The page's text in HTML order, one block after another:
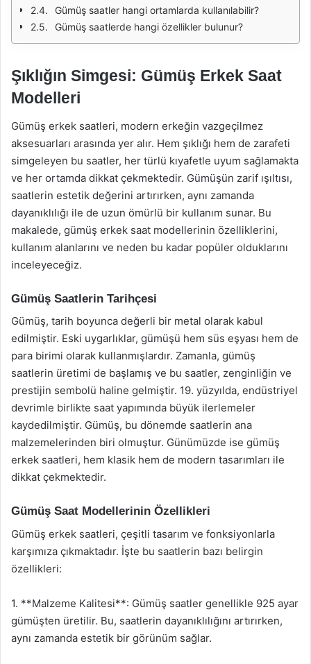
Gümüş saatler hangi ortamlarda kullanılabilir?
Gümüş saatlerde hangi özellikler bulunur?
Şıklığın Simgesi: Gümüş Erkek Saat
Modelleri
Gümüş erkek saatleri, modern erkeğin vazgeçilmez
aksesuarları arasında yer alır. Hem şıklığı hem de zarafeti
simgeleyen bu saatler, her türlü kıyafetle uyum sağlamakta
ve her ortamda dikkat çekmektedir. Gümüşün zarif ışıltısı,
saatlerin estetik değerini artırırken, aynı zamanda
dayanıklılığı ile de uzun ömürlü bir kullanım sunar. Bu
makalede, gümüş erkek saat modellerinin özelliklerini,
kullanım alanlarını ve neden bu kadar popüler olduklarını
inceleyeceğiz.
Gümüş Saatlerin Tarihçesi
Gümüş, tarih boyunca değerli bir metal olarak kabul
edilmiştir. Eski uygarlıklar, gümüşü hem süs eşyası hem de
para birimi olarak kullanmışlardır. Zamanla, gümüş
saatlerin üretimi de başlamış ve bu saatler, zenginliğin ve
prestijin sembolü haline gelmiştir. 19. yüzyılda, endüstriyel
devrimle birlikte saat yapımında büyük ilerlemeler
kaydedilmiştir. Gümüş, bu dönemde saatlerin ana
malzemelerinden biri olmuştur. Günümüzde ise gümüş
erkek saatleri, hem klasik hem de modern tasarımları ile
dikkat çekmektedir.
Gümüş Saat Modellerinin Özellikleri
Gümüş erkek saatleri, çeşitli tasarım ve fonksiyonlarla
karşımıza çıkmaktadır. İşte bu saatlerin bazı belirgin
özellikleri:
1. **Malzeme Kalitesi**: Gümüş saatler genellikle 925 ayar
gümüşten üretilir. Bu, saatlerin dayanıklılığını artırırken,
aynı zamanda estetik bir görünüm sağlar.